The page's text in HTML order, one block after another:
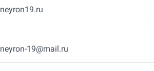
neyron19.ru
neyron-19@mail.ru